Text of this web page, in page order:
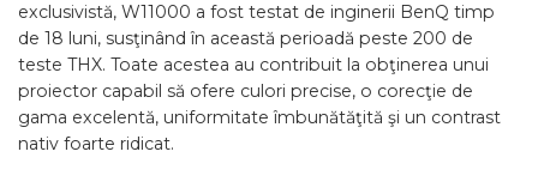
exclusivistă, W11000 a fost testat de inginerii BenQ timp
de 18 luni, susţinând în această perioadă peste 200 de
teste THX. Toate acestea au contribuit la obţinerea unui
proiector capabil să ofere culori precise, o corecţie de
gama excelentă, uniformitate îmbunătăţită şi un contrast
nativ foarte ridicat.